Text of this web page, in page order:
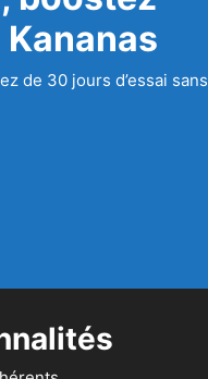
de 30 jours d’essai sans